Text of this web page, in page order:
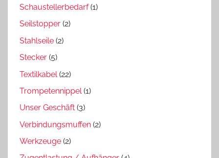
Schaustellerbedarf(1)
Seilstopper (2)
Stahlseile (2)
Stecker (5)
Textilkabel (22)
Trompetennippel(1)
Unser Geschäft (3)
Verbindungsmuffen (2)
Werkzeuge (2)